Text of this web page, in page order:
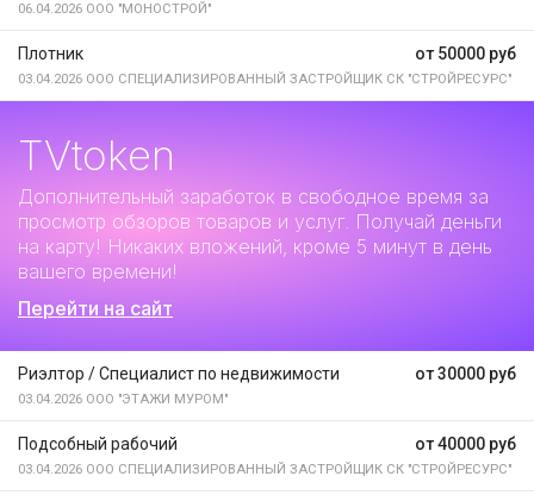
06.04.2026 ООО "МОНОСТРОЙ"
от 50000 руб
Плотник
03.04.2026 ООО СПЕЦИАЛИЗИРОВАННЫЙ ЗАСТРОЙЩИК СК "СТРОЙРЕСУРС"
TVtoken
Дополнительный заработок в свободное время за
просмотр обзоров товаров и услуг. Получай деньги
на карту! Никаких вложений, кроме 5 минут в день
вашего времени!
Перейти на сайт
от 30000 руб
Риэлтор / Специалист по недвижимости
03.04.2026 ООО "ЭТАЖИ МУРОМ"
от 40000 руб
Подсобный рабочий
03.04.2026 ООО СПЕЦИАЛИЗИРОВАННЫЙ ЗАСТРОЙЩИК СК "СТРОЙРЕСУРС"